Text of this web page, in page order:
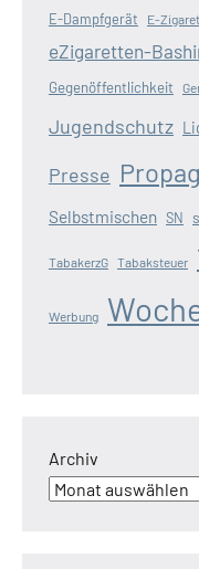
E-Dampfgerät E-
eZigaretten-
Gegenöffentlichkeit
Jugendschutz
Presse
Selbstmischen SN
TabakerzG Tabaksteuer
Werbung
Archiv